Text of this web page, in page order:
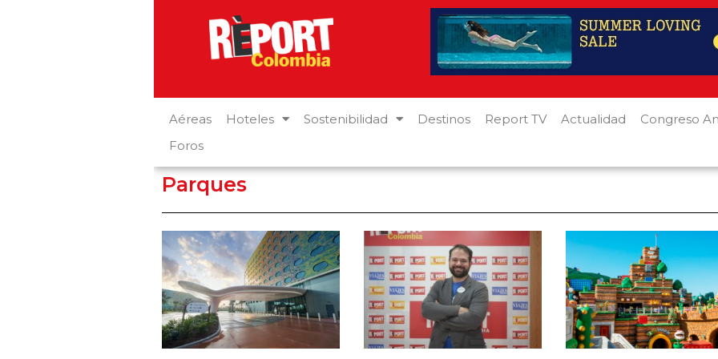
Aéreas Hoteles Sostenibilidad Destinos Report TV Actualidad
Congreso
Foros
Parques